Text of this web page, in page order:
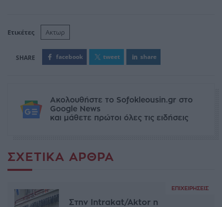
Ετικέτες Ακτωρ
facebook tweet share
Ακολουθήστε το Sofokleousin.gr στο
Google News
και μάθετε πρώτοι όλες τις ειδήσεις
ΣΧΕΤΙΚΆ ΆΡΘΡΑ
ΕΠΙΧΕΙΡΉΣΕΙΣ
Στην Intrakat/Aktor η